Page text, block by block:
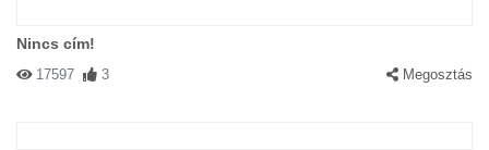
Nincs cím!
17597 3 Megosztás